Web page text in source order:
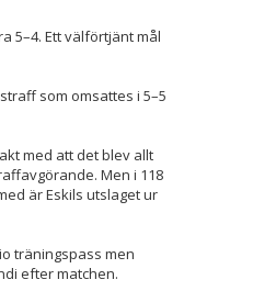
5–4. Ett välförtjänt mål
som omsattes i 5–5
med att det blev allt
Men i 118
är Eskils utslaget ur
träningspass men
efter matchen.